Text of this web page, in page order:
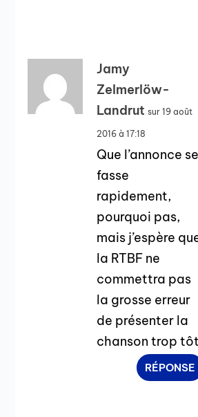
Jamy
Zelmerlöw-
Landrut sur 19 août
2016 à 17:18
Que l’annonce se
fasse
rapidement,
pourquoi pas,
mais j’espère
la RTBF ne
commettra pas
la grosse erreur
de présenter la
chanson trop
RÉPONSE